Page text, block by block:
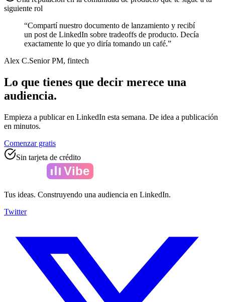
siguiente rol
“Compartí nuestro documento de lanzamiento y recibí
un post de LinkedIn sobre tradeoffs de producto. Decía
exactamente lo que yo diría tomando un café.”
Alex C.Senior PM, fintech
Lo que tienes que decir merece una
audiencia.
Empieza a publicar en LinkedIn esta semana. De idea a publicación
en minutos.
Comenzar gratis
Sin tarjeta de crédito
Vibe
Tus ideas. Construyendo una audiencia en LinkedIn.
Twitter